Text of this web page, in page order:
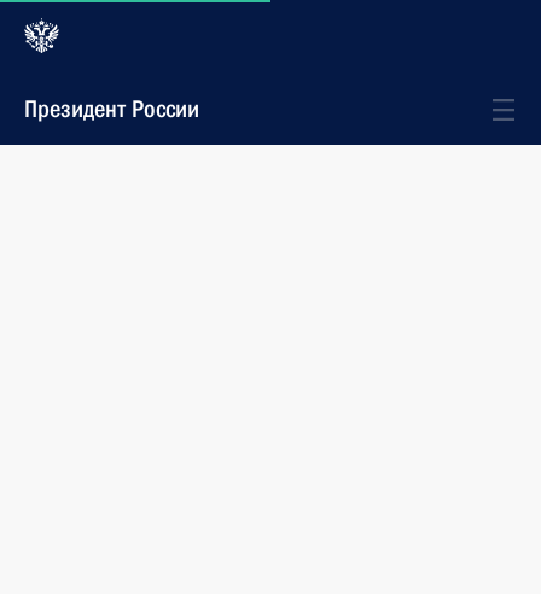
Президент России